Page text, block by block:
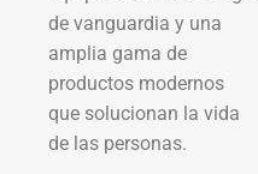
de vanguardia y una
amplia gama de
productos modernos
que solucionan la vida
de las personas.